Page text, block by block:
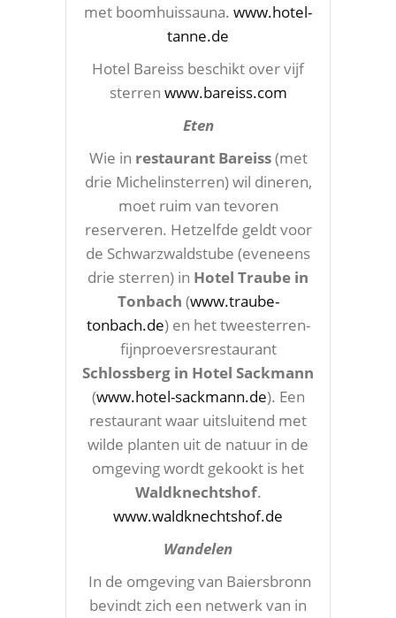
met boomhuissauna. www.hotel-
tanne.de
Hotel Bareiss beschikt over vijf
sterren www.bareiss.com
Eten
Wie in restaurant Bareiss(met
drie Michelinsterren) wil dineren,
moet ruim van tevoren
reserveren. Hetzelfde geldt voor
de Schwarzwaldstube (eveneens
drie sterren) in Hotel Traube in
Tonbach (www.traube-
tonbach.de) en het tweesterren-
fijnproeversrestaurant
Schlossberg in Hotel Sackmann
(www.hotel-sackmann.de). Een
restaurant waar uitsluitend met
wilde planten uit de natuur in de
omgeving wordt gekookt is het
Waldknechtshof.
www.waldknechtshof.de
Wandelen
In de omgeving van Baiersbronn
bevindt zich een netwerk van in